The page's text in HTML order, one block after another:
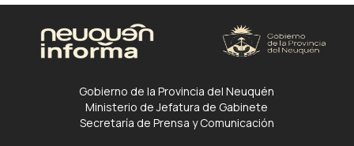
Gobierno de la Provincia del Neuquén
Ministerio de Jefatura de Gabinete
Secretaría de Prensa y Comunicación